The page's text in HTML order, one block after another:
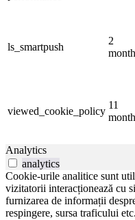
ls_smartpush
2
viewed_cookie_policy
11
Analytics
analytics
Cookie-urile analitice sunt
vizitatorii interacționează cu
furnizarea de informații
respingere, sursa traficului etc.